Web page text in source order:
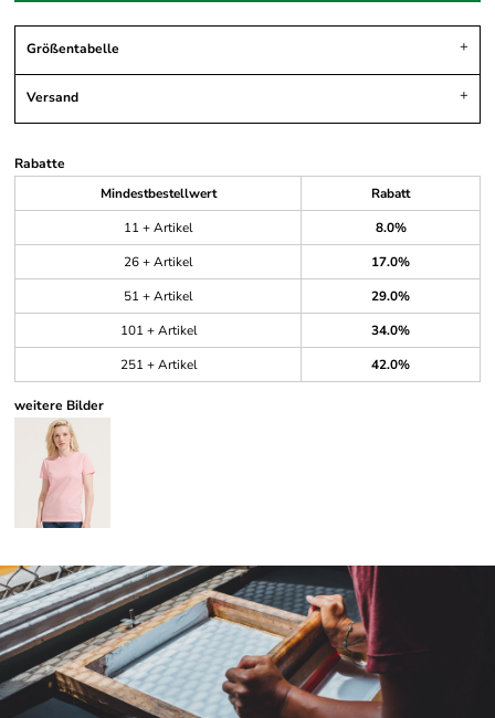
Größentabelle
Versand
Rabatte
Mindestbestellwert
Rabatt
11 + Artikel
8.0%
26 + Artikel
17.0%
51 + Artikel
29.0%
101 + Artikel
34.0%
251 + Artikel
42.0%
weitere Bilder